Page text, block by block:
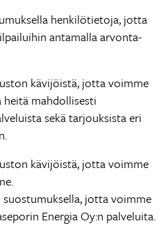
henkilötietoja, jotta
antamalla arvonta-
kävijöistä, jotta voimme
mahdollisesti
sekä tarjouksista eri
kävijöistä, jotta voimme
jotta voimme
Energia Oy:n palveluita.